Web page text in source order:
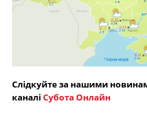
Слідкуйте за нашими
каналі Субота Онлайн